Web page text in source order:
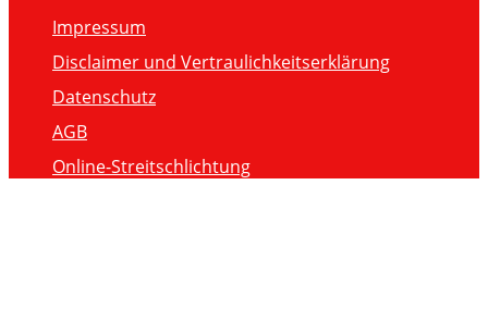
Impressum
Disclaimer und Vertraulichkeitserklärung
Datenschutz
AGB
Online-Streitschlichtung